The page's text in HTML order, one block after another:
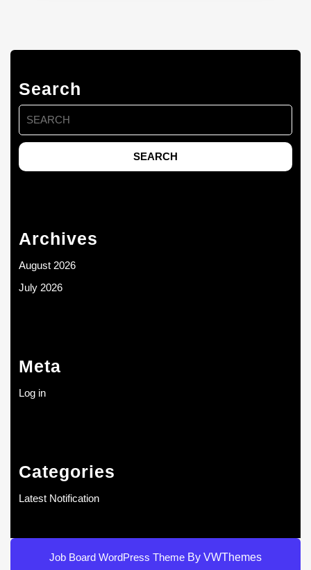
Search
Search
for:
Archives
August 2026
July 2026
Meta
Log in
Categories
Latest Notification
Job Board WordPress Theme By VWThemes